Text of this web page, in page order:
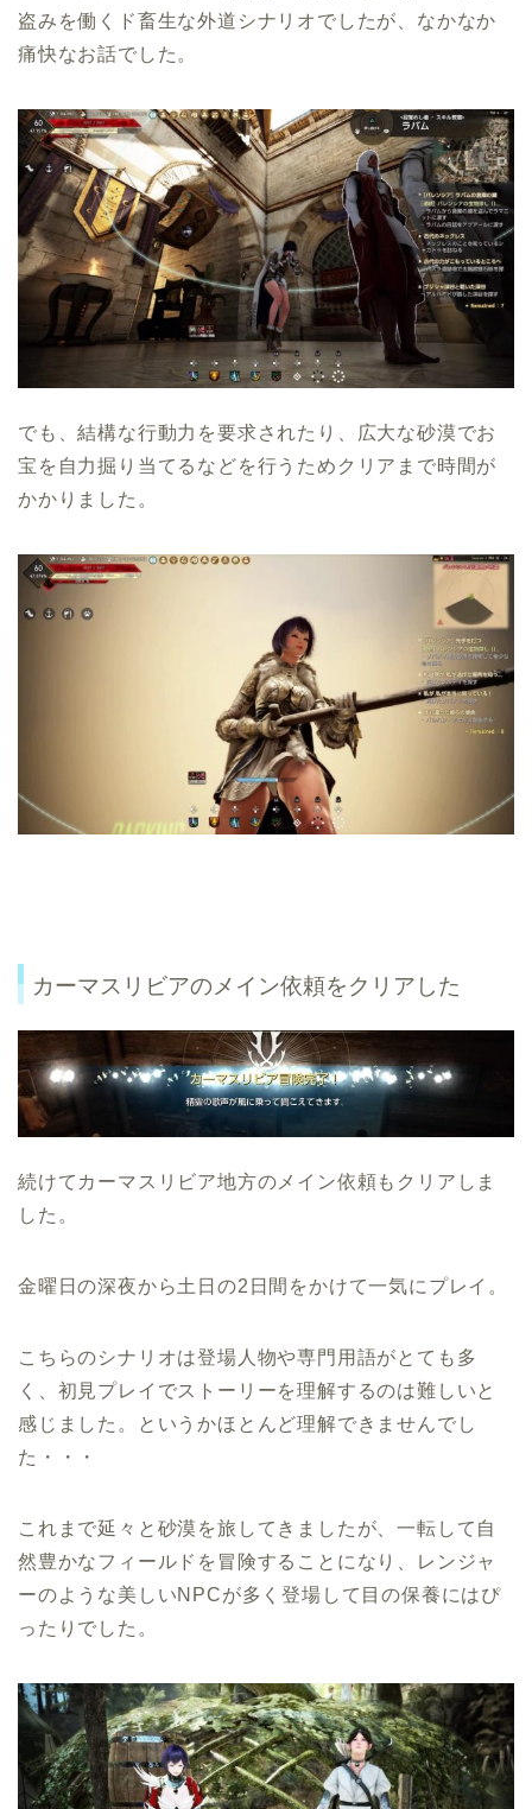
盗みを働くド畜生な外道シナリオでしたが、なかなか
痛快なお話でした。
でも、結構な行動力を要求されたり、広大な砂漠でお
宝を自力掘り当てるなどを行うためクリアまで時間が
かかりました。
カーマスリビアのメイン依頼をクリアした
続けてカーマスリビア地方のメイン依頼もクリアしま
した。
金曜日の深夜から土日の2日間をかけて一気にプレイ。
こちらのシナリオは登場人物や専門用語がとても多
く、初見プレイでストーリーを理解するのは難しいと
感じました。というかほとんど理解できませんでし
た・・・
これまで延々と砂漠を旅してきましたが、一転して自
然豊かなフィールドを冒険することになり、レンジャ
ーのような美しいNPCが多く登場して目の保養にはぴ
ったりでした。